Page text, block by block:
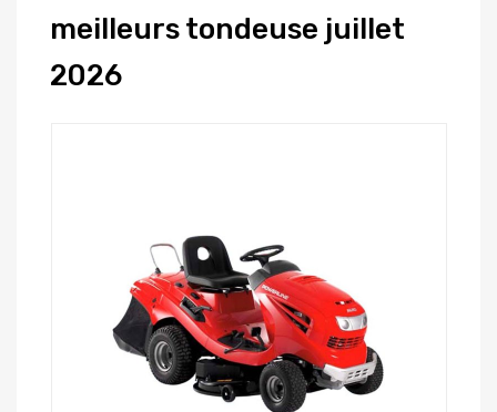
meilleurs tondeuse juillet
2026